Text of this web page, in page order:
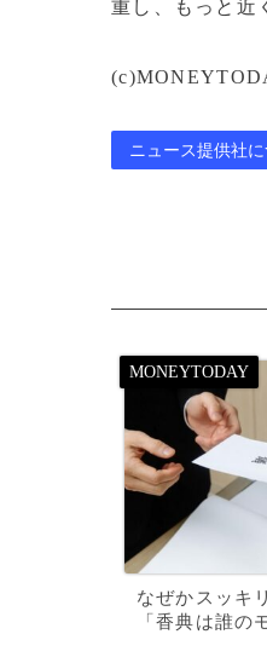
重し、もっと近
ニュース提供社
なぜかスッキ
「香典は誰の